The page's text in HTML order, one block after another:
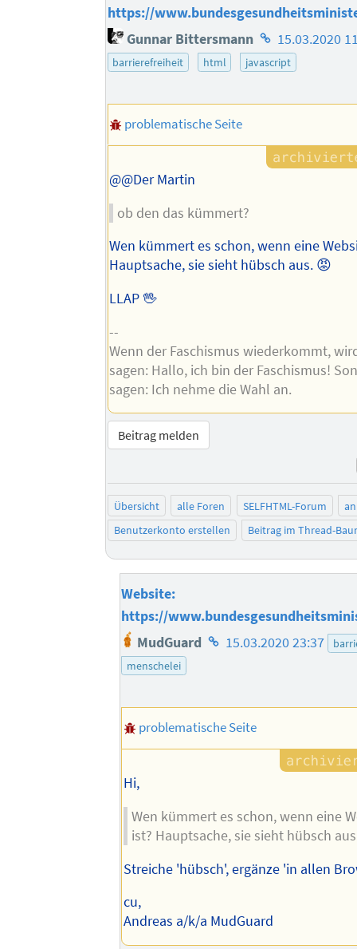
https://
Gunnar Bittersmann Homepage
des
15.03.2020
barrierefreiheit html javascript
problematische Seite
@@Der Martin
ob den das kümmert?
Wen kümmert es schon, wenn eine
Hauptsache, sie sieht hübsch aus. 😡
LLAP 🖖
--
Wenn der Faschismus wiederkommt,
sagen: Hallo, ich bin der Faschismus!
sagen: Ich nehme die Wahl an.
Beitrag melden
Übersicht alle Foren SELFHTML-Forum
Benutzerkonto erstellen
Beitrag im Thread-
Website:
https://
MudGuard Homepage
15.03.2020 23:37
menschelei
problematische Seite
Hi,
Wen kümmert es schon, wenn eine
ist? Hauptsache, sie sieht hübsch
Streiche 'hübsch', ergänze 'in allen
cu,
Andreas a/k/a MudGuard